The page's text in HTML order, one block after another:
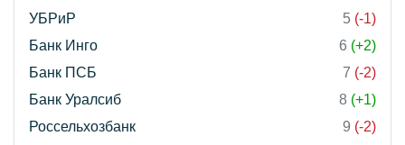
УБРиР
5 (-1)
Банк Инго
6 (+2)
Банк ПСБ
7 (-2)
Банк Уралсиб
8 (+1)
Россельхозбанк
9 (-2)